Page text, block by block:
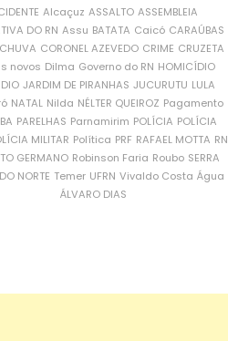
Alcaçuz ASSALTO ASSEMBLEIA
DO RN Assu BATATA Caicó CARAÚBAS
CORONEL AZEVEDO CRIME CRUZETA
novos Dilma Governo do RN HOMICÍDIO
JARDIM DE PIRANHAS JUCURUTU LULA
NATAL Nilda NÉLTER QUEIROZ Pagamento
PARELHAS Parnamirim POLÍCIA POLÍCIA
MILITAR Política PRF RAFAEL MOTTA RN
GERMANO Robinson Faria Roubo SERRA
NORTE Temer UFRN Vivaldo Costa Água
ÁLVARO DIAS